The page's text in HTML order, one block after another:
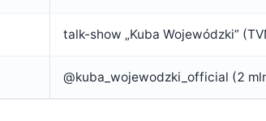
talk-show „Kuba Wojewódzki”
@kuba_wojewodzki_official (2